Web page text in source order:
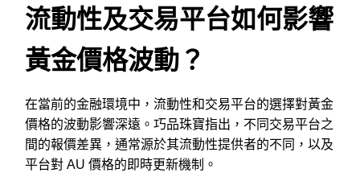
流動性及交易平台如何影響
黃金價格波動？
在當前的金融環境中，流動性和交易平台的選擇對黃金
價格的波動影響深遠。巧品珠寶指出，不同交易平台之
間的報價差異，通常源於其流動性提供者的不同，以及
平台對 AU 價格的即時更新機制。